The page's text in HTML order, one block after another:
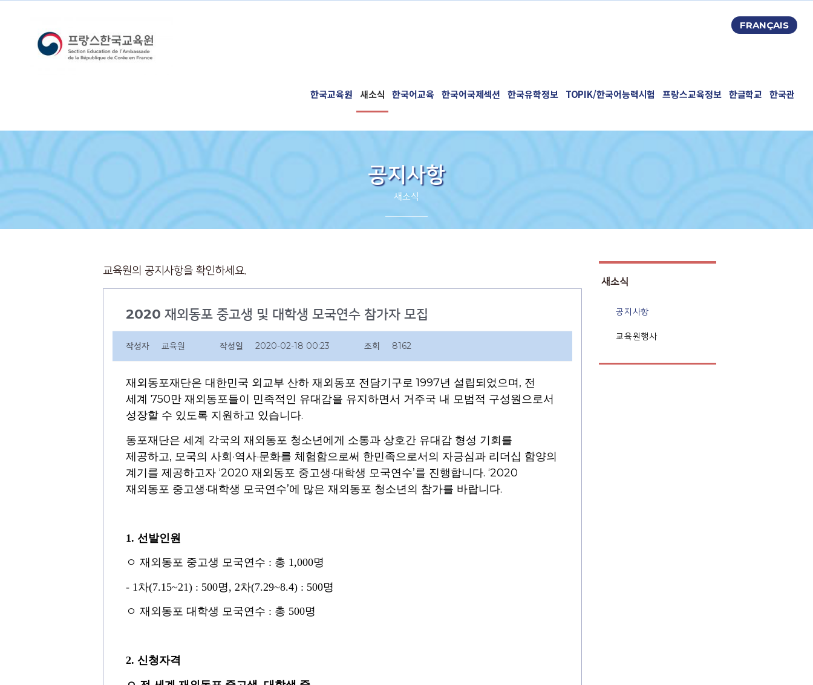
FRANÇAIS
한국교육원 새소식 한국어교육 한국어국제섹션 한국유학정보 TOPIK/한국어능력시험 프랑스교육정보 한글학교 한국관
공지사항
새소식
교육원의 공지사항을 확인하세요.
2020 재외동포 중고생 및 대학생 모국연수 참가자 모집
작성자 교육원 작성일 2020-02-18 00:23 조회 8162
재 외동포재단은 대한민국 외교부 산하 재외동포 전담기구로1997년 설 립되었으며 , 전
세계 750만 재외동포들이 민족적인 유대감을 유지 하면서 거주국 내 모범적 구성원으로서
성장할 수 있도록 지원하고 있습니다.
동포재단은 세계 각국의 재외동포 청소년에게 소통과 상호간 유대감 형성 기회를
제공하고 , 모국의 사회 ·역사·문화를 체험함으로써 한민족으 로서의 자긍심과 리더십 함양의
계기를 제공하고자 ‘2020 재외동포 중고생·대학생 모국연수’를 진행합니다. ‘2020
재외동포 중고생·대학생 모국연수’에 많은 재외동포 청소년의 참가를 바랍니다.
1. 선발인원
ㅇ 재외동포 중고생 모국연수 : 총 1,000명
- 1 차(7.15~21) : 500명, 2차(7.29~8.4) : 500명
ㅇ 재외동포 대학생 모국연수 : 총 500명
2. 신청자격
새소식
공지사항
교육원행사